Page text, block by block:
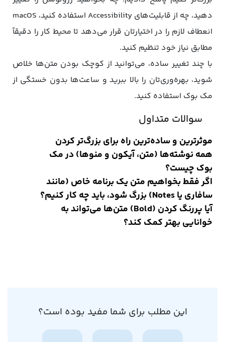
دهید، چه از قابلیت‌های Accessibility استفاده کنید، macOS
انعطاف لازم را در اختیارتان قرار می‌دهد تا محیط کار را دقیقاً
مطابق نیاز خود تنظیم کنید.
با چند تغییر ساده، می‌توانید از کوچک بودن متن‌ها خلاص
شوید، بهره‌وری‌تان را بالا ببرید و ساعت‌ها بدون خستگی از
مک‌ بوک استفاده کنید.
سوالات متداول
موثرترین و ساده‌ترین راه برای بزرگ‌تر کردن
همه نوشته‌ها (متن، آیکون و منوها) در مک
بوک چیست؟
اگر فقط بخواهیم متن یک برنامه خاص (مانند
سافاری یا Notes) بزرگ شود، باید چه کار کنیم؟
آیا پررنگ کردن (Bold) متن‌ها می‌تواند به
خوانایی بهتر کمک کند؟
این مطلب برای شما مفید بوده است؟